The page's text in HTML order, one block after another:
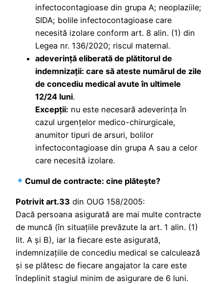
infectocontagioase din grupa A; neoplaziile;
SIDA; bolile infectocontagioase care
necesită izolare conform art. 8 alin. (1) din
Legea nr. 136/2020; riscul maternal.
adeverinţă eliberată de plătitorul de
indemnizaţii: care să ateste numărul de zile
de concediu medical avute în ultimele
12/24 luni.
Excepţii: nu este necesară adeverinţa în
cazul urgenţelor medico-chirurgicale,
anumitor tipuri de arsuri, bolilor
infectocontagioase din grupa A sau a celor
care necesită izolare.
Cumul de contracte: cine plătește?
Potrivit art.33 din OUG 158/2005:
Dacă persoana asigurată are mai multe contracte
de muncă (în situaţiile prevăzute la art. 1 alin. (1)
lit. A şi B), iar la fiecare este asigurată,
indemnizaţiile de concediu medical se calculează
şi se plătesc de fiecare angajator la care este
îndeplinit stagiul minim de asigurare de 6 luni.